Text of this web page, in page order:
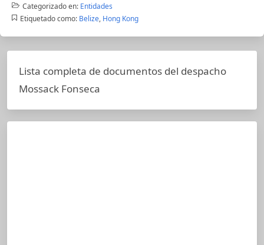
Categorizado en: Entidades
Etiquetado como: Belize, Hong Kong
Lista completa de documentos del despacho
Mossack Fonseca